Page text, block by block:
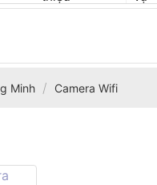
Minh / Camera Wifi